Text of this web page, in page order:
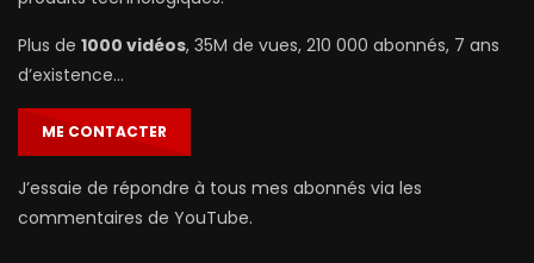
Plus de 1000 vidéos, 35M de vues, 210 000 abonnés, 7 ans
d’existence…
ME CONTACTER
J’essaie de répondre à tous mes abonnés via les
commentaires de YouTube.